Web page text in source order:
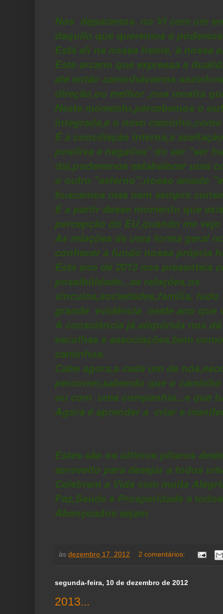
Nos deparamos no VI com um
daquilo que queremos e
Está ali na nossa frente, à nossa
Este arcano que expressa a
até então caminhávamos
direção,ou melhor ,nos mostra
Neste momento,percebemos o
integrada,e o novo
É a conciliação interna,a
positiva e negativa" do ser "ser
daí,poderemos estabelecer uma
o outro "externo",nosso amado
buscamos mas nem sempre
É a partir desse momento que
percepção do EU,quando me
As relações de uma forma geral
conhecer a fundo nossa própria
Este ano de 2013 nos presenteia
possibilidade...as relações,os
vínculos,sociedades,família,
grande evidência neste ano que
A consciência já adquirida nos
escolhas e associações,bem
caminhos.
Cabe agora,a cada um de
percorrer,sabendo que o
ou com uma companhia...e que
Agora é aprender a criar e
Estes são os últimos pitacos
aproveito para desejar a todos
Celebrem a Vida com muita
Paz,Saúde e Prosperidade a todos
Abençoados sejam
às dezembro 17, 2012 2 comentários:
segunda-feira, 10 de dezembro de 2012
2013...